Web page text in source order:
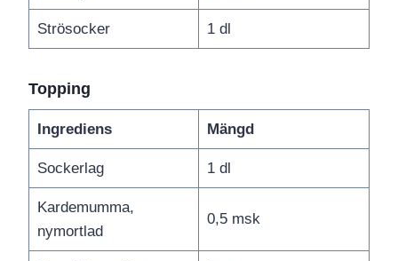
Strösocker 1 dl
Topping
Ingrediens Mängd
Sockerlag 1 dl
Kardemumma,
nymortlad
0,5 msk